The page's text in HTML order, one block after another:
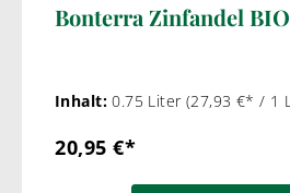
Bonterra Zinfandel BIO
Inhalt:0.75 Liter (27,93 €* / 1
20,95 €*